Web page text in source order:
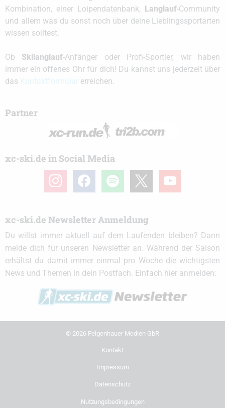
Kombination, einer Loipendatenbank,
Langlauf-Community
und allem was du sonst noch über deine Lieblingssportarten
wissen solltest.
Ob Skilanglauf-Anfänger oder Profi-Sportler, wir haben
immer ein offenes Ohr für dich! Du kannst uns jederzeit über
das
erreichen.
Partner
xc-ski.de in Social Media
instagramfacebook spotify youtube
xc-ski.de Newsletter Anmeldung
Du willst immer aktuell auf dem Laufenden bleiben? Dann
melde dich für unseren Newsletter an. Während der Saison
erhältst du damit immer einmal pro Woche die wichtigsten
News und Themen in dein Postfach. Einfach hier anmelden:
© 2026 Felgenhauer Medien GbR
Kontakt
Impressum
Datenschutz
Nutzungsbedingungen